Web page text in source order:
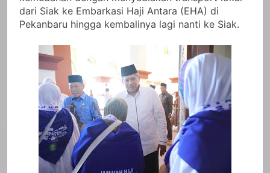
dari Siak ke Embarkasi Haji Antara (EHA) di
Pekanbaru hingga kembalinya lagi nanti ke Siak.